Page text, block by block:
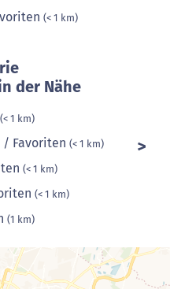
(< 1 km)
der Nähe
(< 1 km)
Favoriten (< 1 km)
(< 1 km)
(< 1 km)
(1 km)